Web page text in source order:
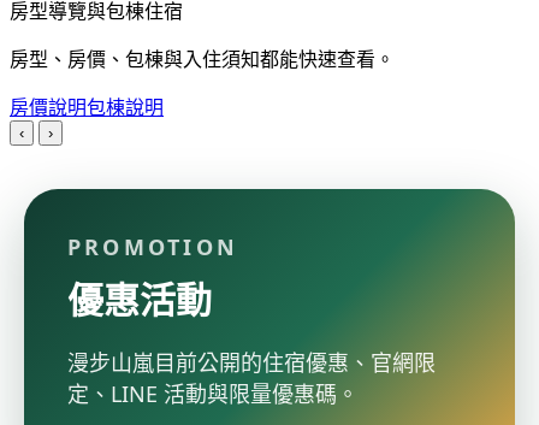
房型導覽與包棟住宿
房型、房價、包棟與入住須知都能快速查看。
房價說明包棟說明
‹ ›
PROMOTION
優惠活動
漫步山嵐目前公開的住宿優惠、官網限
定、LINE 活動與限量優惠碼。